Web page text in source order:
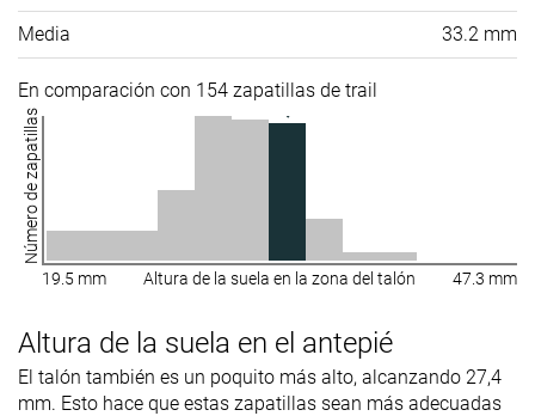
Media 33.2 mm
En comparación con 154 zapatillas de trail
Número de zapatillas
19.5 mm Altura de la suela en la zona del talón 47.3 mm
Altura de la suela en el antepié
El talón también es un poquito más alto, alcanzando 27,4
mm. Esto hace que estas zapatillas sean más adecuadas